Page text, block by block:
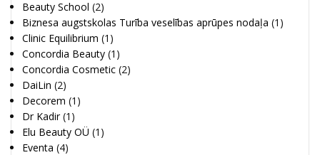
Beauty School (2)
Biznesa augstskolas Turība veselības aprūpes nodaļa (1)
Clinic Equilibrium (1)
Concordia Beauty (1)
Concordia Cosmetic (2)
DaiLin (2)
Decorem (1)
Dr Kadir (1)
Elu Beauty OÜ (1)
Eventa (4)